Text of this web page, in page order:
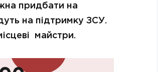
придбати на
на підтримку ЗСУ.
майстри.